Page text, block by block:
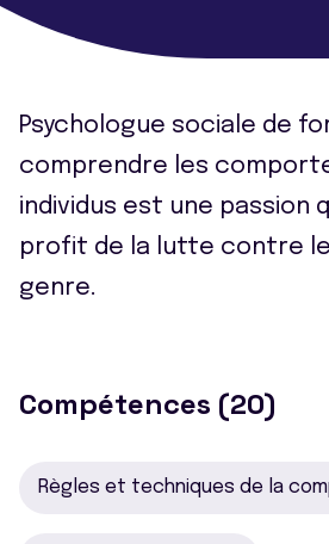
Psychologue sociale de
comprendre les
individus est une passion
profit de la lutte contre
genre.
Compétences (20)
Règles et techniques de la